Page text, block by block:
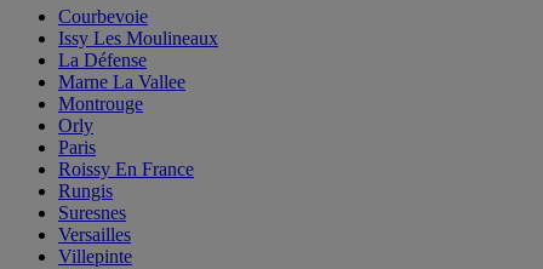
Courbevoie
Issy Les Moulineaux
La Défense
Marne La Vallee
Montrouge
Orly
Paris
Roissy En France
Rungis
Suresnes
Versailles
Villepinte